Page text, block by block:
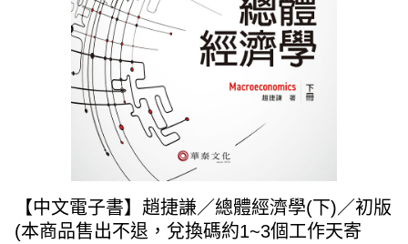
【中文電子書】趙捷謙／總體經濟學(下)／初版
(本商品售出不退，兌換碼約1~3個工作天寄